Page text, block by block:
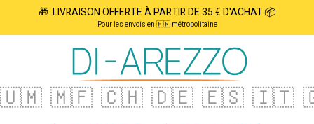
🎁 LIVRAISON OFFERTE À PARTIR DE 35 € D'ACHAT 📦
Pour les envois en 🇫🇷 métropolitaine
🇺🇲 🇲🇫 🇨🇭 🇩🇪 🇪🇸 🇮🇹